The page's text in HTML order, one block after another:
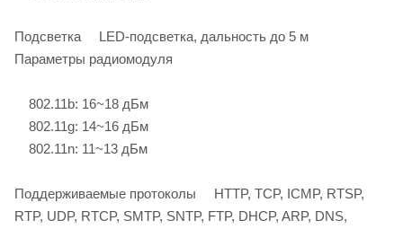
Подсветка LED-подсветка, дальность до 5 м
Параметры радиомодуля
802.11b: 16~18 дБм
802.11g: 14~16 дБм
802.11n: 11~13 дБм
Поддерживаемые протоколы HTTP, TCP, ICMP, RTSP,
RTP, UDP, RTCP, SMTP, SNTP, FTP, DHCP, ARP, DNS,